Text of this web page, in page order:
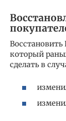
который
сделать в